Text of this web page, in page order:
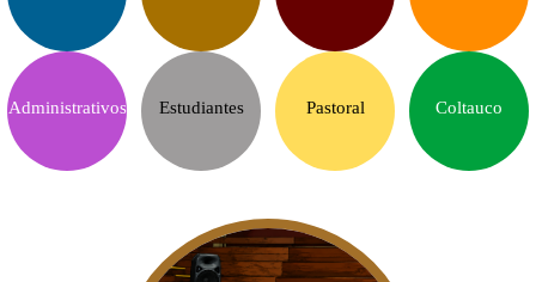
Administrativos Estudiantes Pastoral Coltauco